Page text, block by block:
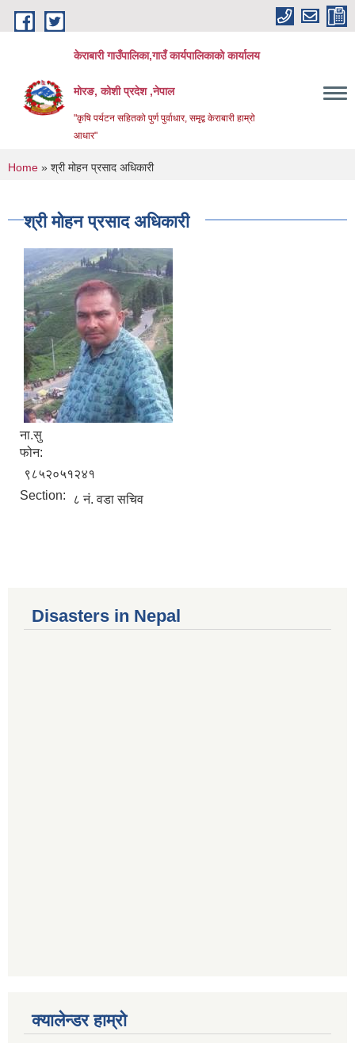
Skip to main content
केराबारी गाउँपालिका,गाउँ कार्यपालिकाको कार्यालय
मोरङ, कोशी प्रदेश ,नेपाल
"कृषि पर्यटन सहितको पुर्ण पुर्वाधार, समृद्व केराबारी हाम्रो
आधार"
You are here
Home » श्री मोहन प्रसाद अधिकारी
श्री मोहन प्रसाद अधिकारी
ना.सु
फोन:
९८५२०५१२४१
Section:
८ नं. वडा सचिव
Disasters in Nepal
क्यालेन्डर हाम्रो